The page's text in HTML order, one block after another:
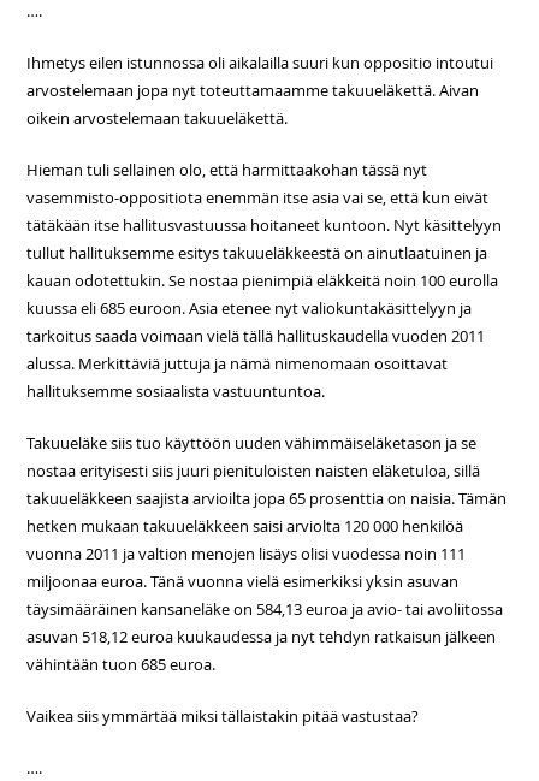
….
Ihmetys eilen istunnossa oli aikalailla suuri kun oppositio intoutui
arvostelemaan jopa nyt toteuttamaamme takuueläkettä. Aivan
oikein arvostelemaan takuueläkettä.
Hieman tuli sellainen olo, että harmittaakohan tässä nyt
vasemmisto-oppositiota enemmän itse asia vai se, että kun eivät
tätäkään itse hallitusvastuussa hoitaneet kuntoon. Nyt käsittelyyn
tullut hallituksemme esitys takuueläkkeestä on ainutlaatuinen ja
kauan odotettukin. Se nostaa pienimpiä eläkkeitä noin 100 eurolla
kuussa eli 685 euroon. Asia etenee nyt valiokuntakäsittelyyn ja
tarkoitus saada voimaan vielä tällä hallituskaudella vuoden 2011
alussa. Merkittäviä juttuja ja nämä nimenomaan osoittavat
hallituksemme sosiaalista vastuuntuntoa.
Takuueläke siis tuo käyttöön uuden vähimmäiseläketason ja se
nostaa erityisesti siis juuri pienituloisten naisten eläketuloa, sillä
takuueläkkeen saajista arvioilta jopa 65 prosenttia on naisia. Tämän
hetken mukaan takuueläkkeen saisi arviolta 120 000 henkilöä
vuonna 2011 ja valtion menojen lisäys olisi vuodessa noin 111
miljoonaa euroa. Tänä vuonna vielä esimerkiksi yksin asuvan
täysimääräinen kansaneläke on 584,13 euroa ja avio- tai avoliitossa
asuvan 518,12 euroa kuukaudessa ja nyt tehdyn ratkaisun jälkeen
vähintään tuon 685 euroa.
Vaikea siis ymmärtää miksi tällaistakin pitää vastustaa?
….